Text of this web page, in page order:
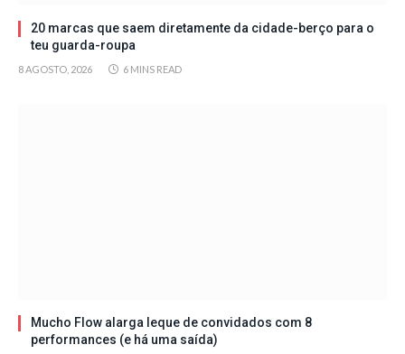
20 marcas que saem diretamente da cidade-berço para o
teu guarda-roupa
8 AGOSTO, 2026 6 MINS READ
Mucho Flow alarga leque de convidados com 8
performances (e há uma saída)